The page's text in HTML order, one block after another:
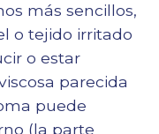
más sencillos,
o tejido irritado
o estar
parecida
puede
(la parte